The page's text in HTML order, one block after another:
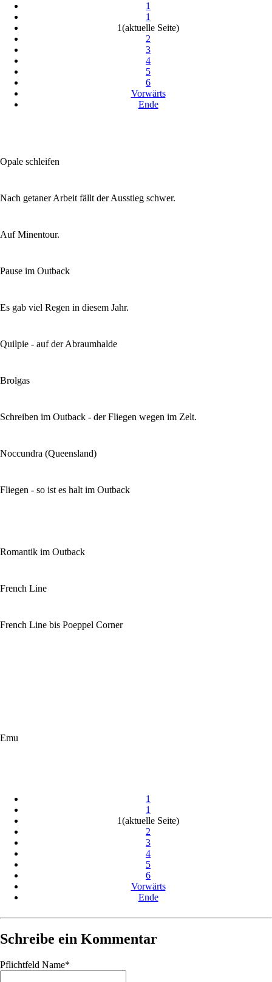
1
1
1(aktuelle Seite)
2
3
4
5
6
Vorwärts
Ende
Opale schleifen
Nach getaner Arbeit fällt der Ausstieg schwer.
Auf Minentour.
Pause im Outback
Es gab viel Regen in diesem Jahr.
Quilpie - auf der Abraumhalde
Brolgas
Schreiben im Outback - der Fliegen wegen im Zelt.
Noccundra (Queensland)
Fliegen - so ist es halt im Outback
Romantik im Outback
French Line
French Line bis Poeppel Corner
Emu
1
1
1(aktuelle Seite)
2
3
4
5
6
Vorwärts
Ende
Schreibe ein Kommentar
Pflichtfeld Name*